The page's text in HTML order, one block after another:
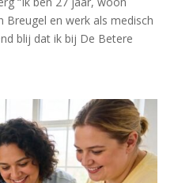
Breugel en werk als medisch
blij dat ik bij De Betere